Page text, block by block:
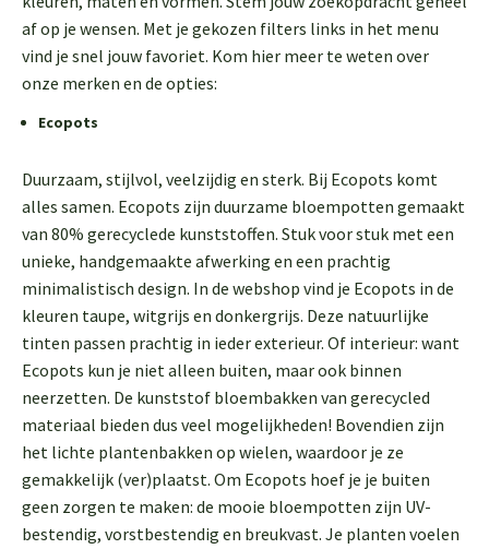
af op je wensen. Met je gekozen filters links in het menu
vind je snel jouw favoriet. Kom hier meer te weten over
onze merken en de opties:
Ecopots
Duurzaam, stijlvol, veelzijdig en sterk. Bij Ecopots komt
alles samen. Ecopots zijn duurzame bloempotten gemaakt
van 80% gerecyclede kunststoffen. Stuk voor stuk met een
unieke, handgemaakte afwerking en een prachtig
minimalistisch design. In de webshop vind je Ecopots in de
kleuren taupe, witgrijs en donkergrijs. Deze natuurlijke
tinten passen prachtig in ieder exterieur. Of interieur: want
Ecopots kun je niet alleen buiten, maar ook binnen
neerzetten. De kunststof bloembakken van gerecycled
materiaal bieden dus veel mogelijkheden! Bovendien zijn
het lichte plantenbakken op wielen, waardoor je ze
gemakkelijk (ver)plaatst. Om Ecopots hoef je je buiten
geen zorgen te maken: de mooie bloempotten zijn UV-
bestendig, vorstbestendig en breukvast. Je planten voelen